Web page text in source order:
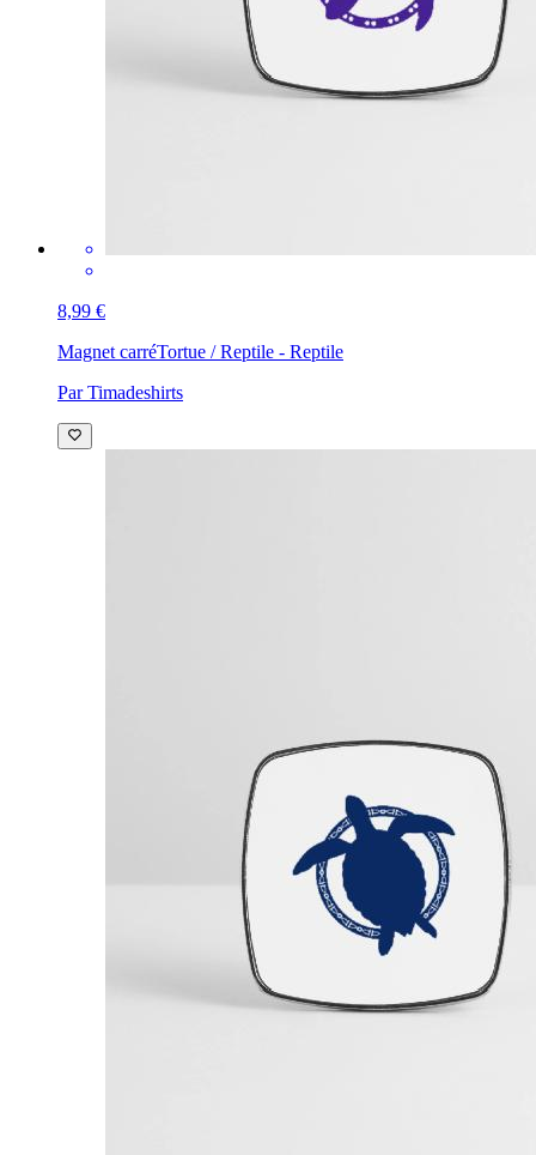
8,99 €
Magnet carréTortue / Reptile - Reptile
Par Timadeshirts